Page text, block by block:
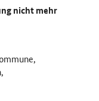
nicht mehr